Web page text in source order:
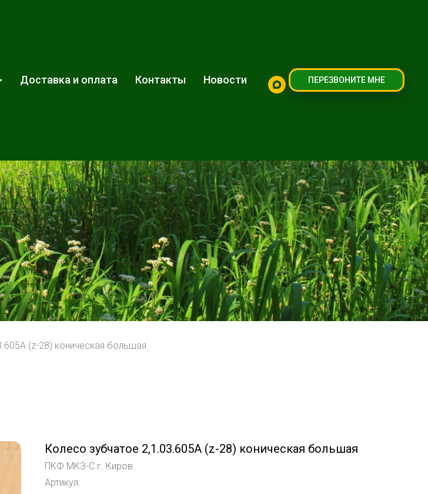
Доставка и оплата Контакты Новости ПЕРЕЗВОНИТЕ МНЕ
(z-28) коническая большая
Колесо зубчатое 2,1.03.605А (z-28) коническая большая
ПКФ МКЗ-С г. Киров
Артикул: